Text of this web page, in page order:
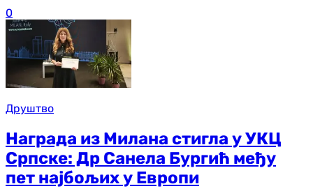
0
Друштво
Награда из Милана стигла у УКЦ
Српске: Др Санела Бургић међу
пет најбољих у Европи